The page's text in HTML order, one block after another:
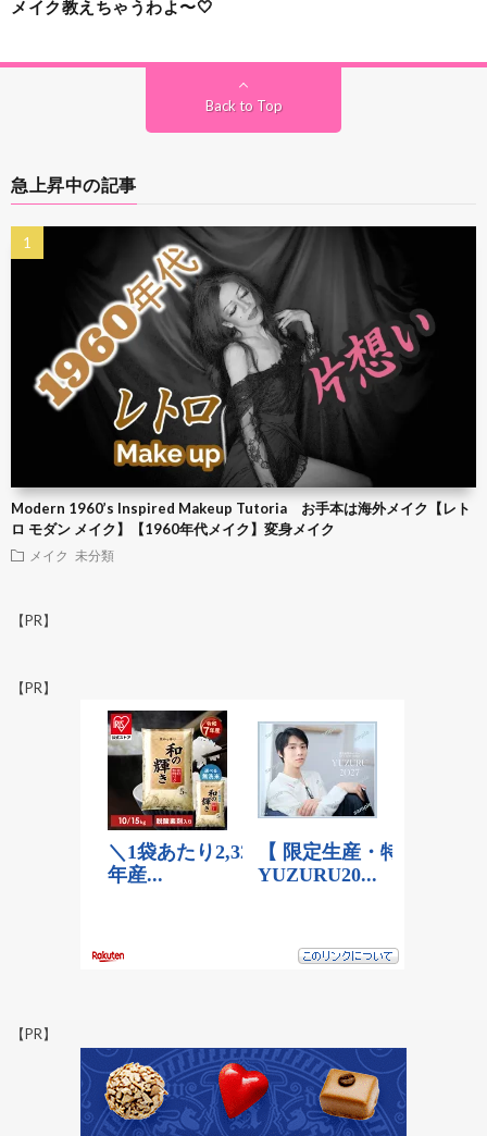
メイク教えちゃうわよ〜🤍
Back to Top
急上昇中の記事
Modern 1960’s Inspired Makeup Tutoria お手本は海外メイク【レト
ロ モダン メイク】【1960年代メイク】変身メイク
メイク 未分類
【PR】
【PR】
【PR】